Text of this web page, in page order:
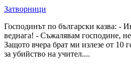
Затворници
Господинът по български казва: -
веднага! - Съжалявам господине,
Защото вчера брат ми излезе от 10
за убийство на учител....